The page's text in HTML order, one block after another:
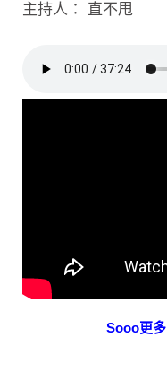
主持人： 直不甩
Sooo更